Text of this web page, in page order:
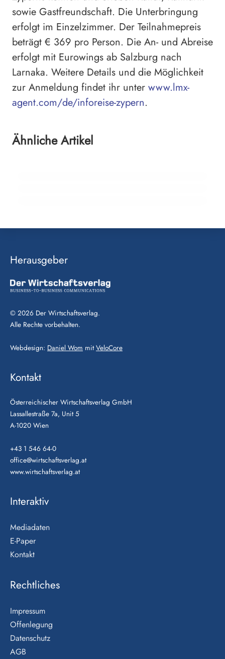
sowie Gastfreundschaft. Die Unterbringung
erfolgt im Einzelzimmer. Der Teilnahmepreis
beträgt € 369 pro Person. Die An- und Abreise
erfolgt mit Euro­wings ab Salzburg nach
Larnaka. Weitere Details und die Möglichkeit
zur Anmeldung findet ihr unter www.lmx-
agent.com/de/inforeise-zypern.
Ähnliche Artikel
Kostenfreies Winter Flexpaket für Orient-
15. Juli 2026
Herausgeber
© 2026 Der Wirtschaftsverlag.
Alle Rechte vorbehalten.
Webdesign: Daniel Wom mitVeloCore
Kontakt
Österreichischer Wirtschaftsverlag GmbH
Lassallestraße 7a, Unit 5
A-1020 Wien
+43 1 546 64-0
office@wirtschaftsverlag.at
www.wirtschaftsverlag.at
Interaktiv
Mediadaten
E-Paper
Kontakt
Rechtliches
Impressum
Offenlegung
Datenschutz
AGB